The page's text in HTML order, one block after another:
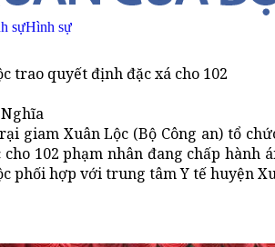
sựHình sự
trao quyết định đặc xá cho 102
giam Xuân Lộc (Bộ Công an) tổ
102 phạm nhân đang chấp hành
phối hợp với trung tâm Y tế huyện